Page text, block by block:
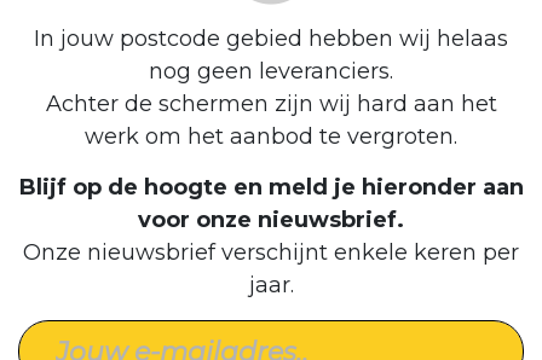
In jouw postcode gebied hebben wij helaas
nog geen leveranciers.
Achter de schermen zijn wij hard aan het
werk om het aanbod te vergroten.
Blijf op de hoogte en meld je hieronder aan
voor onze nieuwsbrief.
Onze nieuwsbrief verschijnt enkele keren per
jaar.